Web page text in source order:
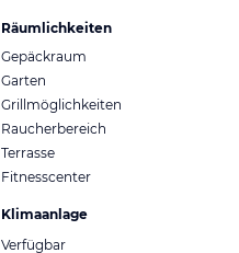
Räumlichkeiten
Gepäckraum
Garten
Grillmöglichkeiten
Raucherbereich
Terrasse
Fitnesscenter
Klimaanlage
Verfügbar